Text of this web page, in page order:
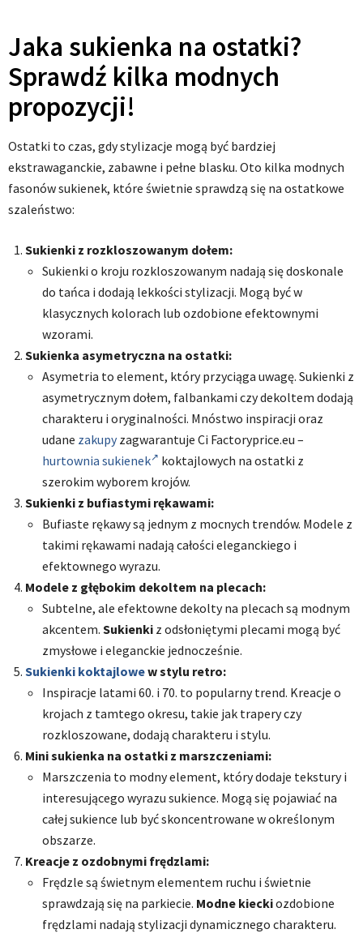
Jaka sukienka na ostatki?
Sprawdź kilka modnych
propozycji!
Ostatki to czas, gdy stylizacje mogą być bardziej
ekstrawaganckie, zabawne i pełne blasku. Oto kilka modnych
fasonów sukienek, które świetnie sprawdzą się na ostatkowe
szaleństwo:
Sukienki z rozkloszowanym dołem:
Sukienki o kroju rozkloszowanym nadają się doskonale
do tańca i dodają lekkości stylizacji. Mogą być w
klasycznych kolorach lub ozdobione efektownymi
wzorami.
Sukienka asymetryczna na ostatki:
Asymetria to element, który przyciąga uwagę. Sukienki z
asymetrycznym dołem, falbankami czy dekoltem dodają
charakteru i oryginalności. Mnóstwo inspiracji oraz
udane zakupyzagwarantuje Ci Factoryprice.eu –
hurtownia sukienek
koktajlowych na ostatki z
szerokim wyborem krojów.
Sukienki z bufiastymi rękawami:
Bufiaste rękawy są jednym z mocnych trendów. Modele z
takimi rękawami nadają całości eleganckiego i
efektownego wyrazu.
Modele z głębokim dekoltem na plecach:
Subtelne, ale efektowne dekolty na plecach są modnym
akcentem. Sukienki z odsłoniętymi plecami mogą być
zmysłowe i eleganckie jednocześnie.
Sukienki koktajlowew stylu retro:
Inspiracje latami 60. i 70. to popularny trend. Kreacje o
krojach z tamtego okresu, takie jak trapery czy
rozkloszowane, dodają charakteru i stylu.
Mini sukienka na ostatki z marszczeniami:
Marszczenia to modny element, który dodaje tekstury i
interesującego wyrazu sukience. Mogą się pojawiać na
całej sukience lub być skoncentrowane w określonym
obszarze.
Kreacje z ozdobnymi frędzlami:
Frędzle są świetnym elementem ruchu i świetnie
sprawdzają się na parkiecie. Modne kieckiozdobione
frędzlami nadają stylizacji dynamicznego charakteru.